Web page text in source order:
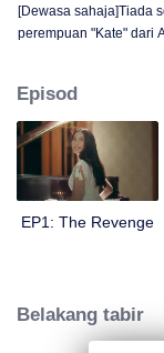
[Dewasa sahaja]Tiada
perempuan "Kate" dari
Episod
EP1: The Revenge
Belakang tabir